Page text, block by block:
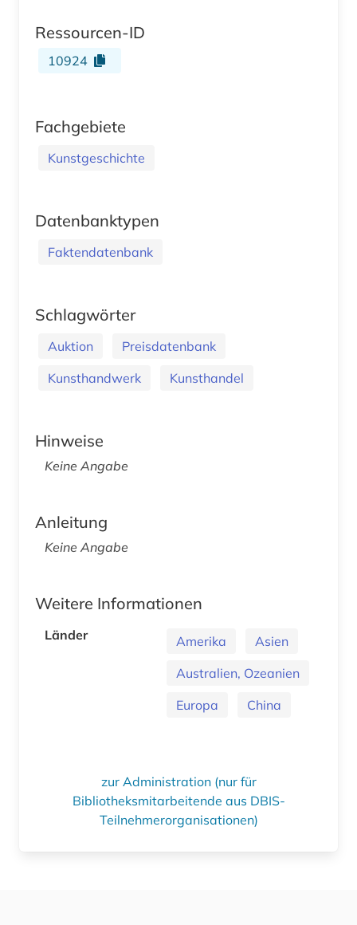
Ressourcen-ID
10924
Fachgebiete
Kunstgeschichte
Datenbanktypen
Faktendatenbank
Schlagwörter
Auktion
Preisdatenbank
Kunsthandwerk
Kunsthandel
Hinweise
Keine Angabe
Anleitung
Keine Angabe
Weitere Informationen
Länder Amerika
Asien
Australien, Ozeanien
Europa
China
zur Administration (nur für
Bibliotheksmitarbeitende aus DBIS-
Teilnehmerorganisationen)